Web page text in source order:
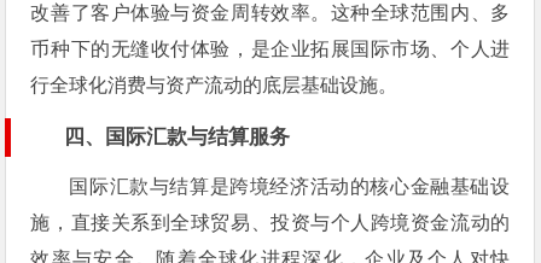
改善了客户体验与资金周转效率。这种全球范围内、多
币种下的无缝收付体验，是企业拓展国际市场、个人进
行全球化消费与资产流动的底层基础设施。
四、国际汇款与结算服务
国际汇款与结算是跨境经济活动的核心金融基础设
施，直接关系到全球贸易、投资与个人跨境资金流动的
效率与安全。随着全球化进程深化，企业及个人对快